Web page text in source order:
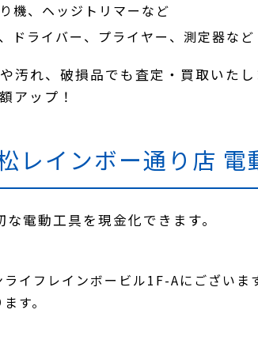
機、ヘッジトリマーなど
ドライバー、プライヤー、測定器など
汚れ、破損品でも査定・買取いた
アップ！
レインボー通り店
電動工具を現金化できます。
イフレインボービル1F-Aにござい
す。